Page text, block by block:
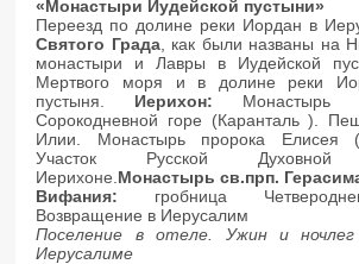
«Монастыри Иудейской пустыни»
Переезд по долине реки Иордан в
Святого Града, как были названы на
монастыри и Лавры в Иудейской
Мертвого моря и в долине реки
пустыня. Иерихон: Монастырь
Сорокодневной горе (Каранталь ).
Илии. Монастырь пророка Елисея
Участок Русской
Иерихоне. Монастырь св.прп.
Вифания: гробница
Возвращение в Иерусалим
Поселение в отеле. Ужин и
Иерусалиме